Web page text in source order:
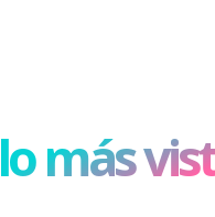
lo más